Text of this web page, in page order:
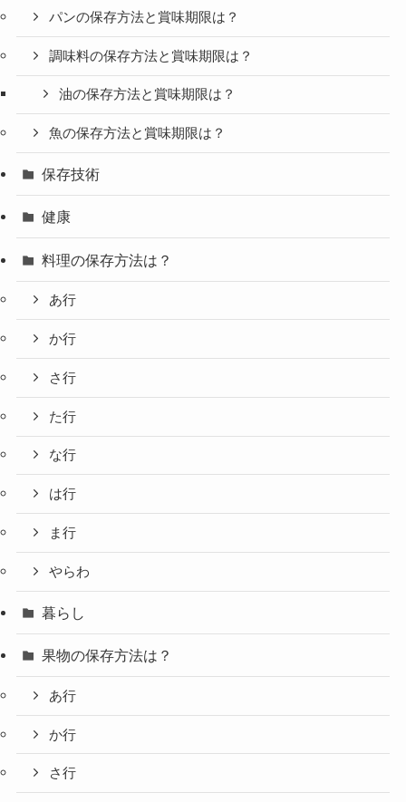
パンの保存方法と賞味期限は？
調味料の保存方法と賞味期限は？
油の保存方法と賞味期限は？
魚の保存方法と賞味期限は？
保存技術
健康
料理の保存方法は？
あ行
か行
さ行
た行
な行
は行
ま行
やらわ
暮らし
果物の保存方法は？
あ行
か行
さ行